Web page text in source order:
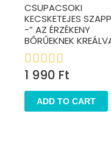
CSUPACSOKI
KECSKETEJES
-” AZ ÉRZÉKENY
BŐRŰEKNEK
1 990 Ft
ADD TO CART